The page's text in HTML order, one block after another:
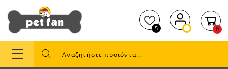
5 0